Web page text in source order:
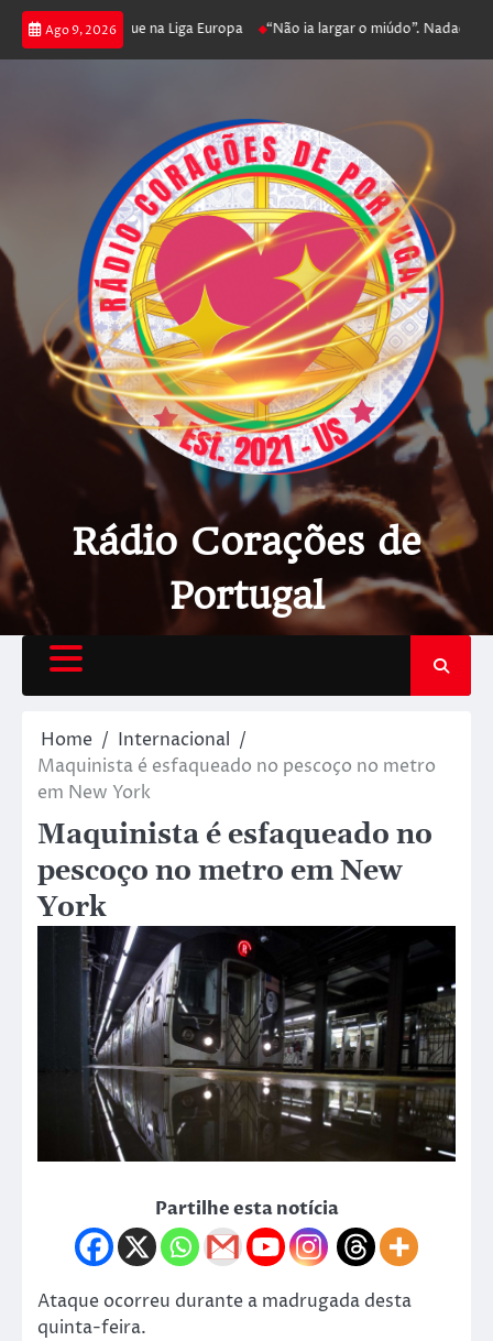
Ago 9, 2026
e prossegue na Liga Europa “Não ia largar o miúdo”. Nadador-
Rádio Corações de
Portugal
Home
Internacional
Maquinista é esfaqueado no pescoço no metro
em New York
Maquinista é esfaqueado no
pescoço no metro em New
York
Partilhe esta notícia
Ataque ocorreu durante a madrugada desta
quinta-feira.